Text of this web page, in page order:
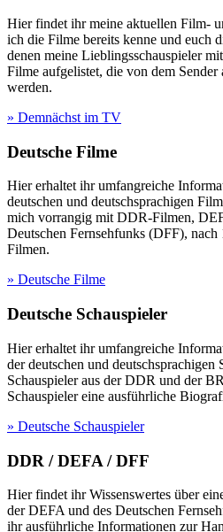
Hier findet ihr meine aktuellen Film-
ich die Filme bereits kenne und euch
denen meine Lieblingsschauspieler
Filme aufgelistet, die von dem
werden.
» Demnächst im TV
Deutsche Filme
Hier erhaltet ihr umfangreiche
deutschen und deutschsprachigen
mich vorrangig mit DDR-Filmen,
Deutschen Fernsehfunks (DFF), nach
Filmen.
» Deutsche Filme
Deutsche Schauspieler
Hier erhaltet ihr umfangreiche
der deutschen und deutschsprachigen
Schauspieler aus der DDR und der
Schauspieler eine ausführliche
» Deutsche Schauspieler
DDR / DEFA / DFF
Hier findet ihr Wissenswertes über
der DEFA und des Deutschen
ihr ausführliche Informationen zur